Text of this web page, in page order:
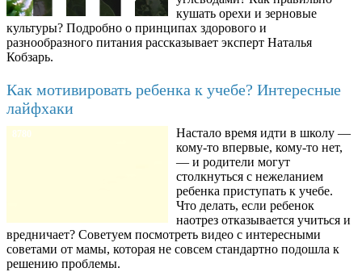
кушать орехи и зерновые
культуры? Подробно о принципах здорового и
разнообразного питания рассказывает эксперт Наталья
Кобзарь.
Как мотивировать ребенка к учебе? Интересные
лайфхаки
8780
Настало время идти в школу —
кому-то впервые, кому-то нет,
— и родители могут
столкнуться с нежеланием
ребенка приступать к учебе.
Что делать, если ребенок
наотрез отказывается учиться и
вредничает? Советуем посмотреть видео с интересными
советами от мамы, которая не совсем стандартно подошла к
решению проблемы.